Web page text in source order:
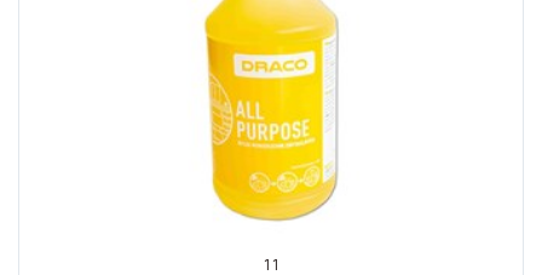
11